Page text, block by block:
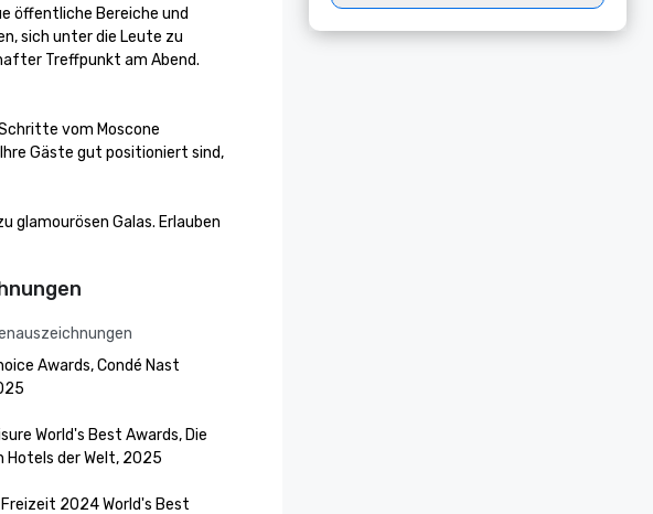
öffentliche Bereiche und
sich unter die Leute zu
Treffpunkt am Abend.
vom Moscone
Gäste gut positioniert sind,
glamourösen Galas. Erlauben
Awards, Condé Nast
World's Best Awards, Die
Hotels der Welt, 2025
Freizeit 2024 World's Best